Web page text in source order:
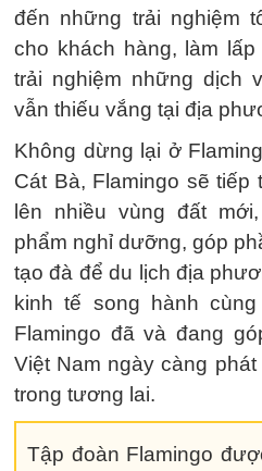
đến những trải nghiệm
cho khách hàng, làm
trải nghiệm những dịch
vẫn thiếu vắng tại địa
Không dừng lại ở
Cát Bà, Flamingo sẽ tiếp
lên nhiều vùng đất
phẩm nghỉ dưỡng, góp
tạo đà để du lịch địa
kinh tế song hành
Flamingo đã và đang
Việt Nam ngày càng
trong tương lai.
Tập đoàn Flamingo